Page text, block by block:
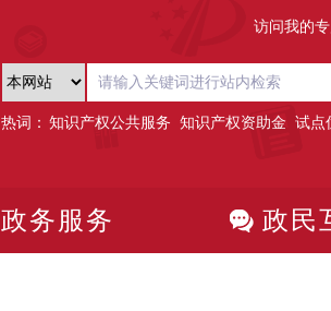
访问我的
热词： 知识产权公共服务 知识产权资助金 试点
政务服务 政民